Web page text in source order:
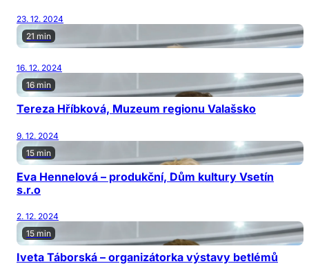
23. 12. 2024
21 min
16. 12. 2024
16 min
Tereza Hříbková, Muzeum regionu Valašsko
9. 12. 2024
15 min
Eva Hennelová – produkční, Dům kultury Vsetín
s.r.o
2. 12. 2024
15 min
Iveta Táborská – organizátorka výstavy betlémů